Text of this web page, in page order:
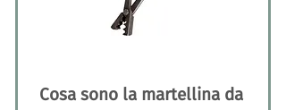
Cosa sono la martellina da